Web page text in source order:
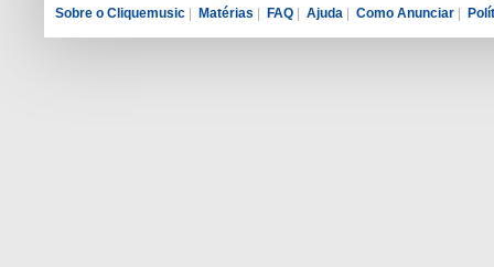
Sobre o Cliquemusic Matérias FAQ Ajuda Como Anunciar